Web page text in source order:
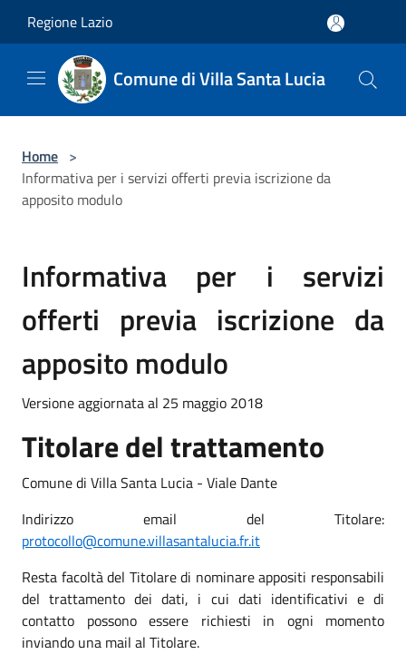
Regione Lazio
Comune di Villa Santa Lucia
Home >
Informativa per i servizi offerti previa iscrizione da
apposito modulo
Informativa per i servizi
offerti previa iscrizione da
apposito modulo
Versione aggiornata al 25 maggio 2018
Titolare del trattamento
Comune di Villa Santa Lucia - Viale Dante
Indirizzo email del Titolare:
protocollo@comune.villasantalucia.fr.it
Resta facoltà del Titolare di nominare appositi responsabili
del trattamento dei dati, i cui dati identificativi e di
contatto possono essere richiesti in ogni momento
inviando una mail al Titolare.